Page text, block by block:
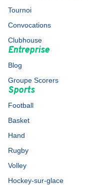
Tournoi
Convocations
Clubhouse
Entreprise
Blog
Groupe Scorers
Sports
Football
Basket
Hand
Rugby
Volley
Hockey-sur-glace